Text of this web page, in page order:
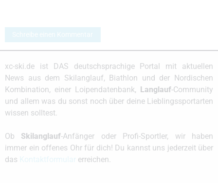
Schreibe einen Kommentar
xc-ski.de ist DAS deutschsprachige Portal mit aktuellen
News aus dem Skilanglauf, Biathlon und der Nordischen
Kombination, einer Loipendatenbank, Langlauf-Community
und allem was du sonst noch über deine Lieblingssportarten
wissen solltest.
Ob Skilanglauf-Anfänger oder Profi-Sportler, wir haben
immer ein offenes Ohr für dich! Du kannst uns jederzeit über
das
erreichen.